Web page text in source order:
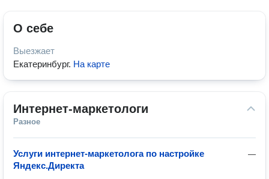
О себе
Выезжает
Екатеринбург. На карте
Интернет-маркетологи
Разное
—
Услуги интернет-маркетолога по настройке
Яндекс.Директа